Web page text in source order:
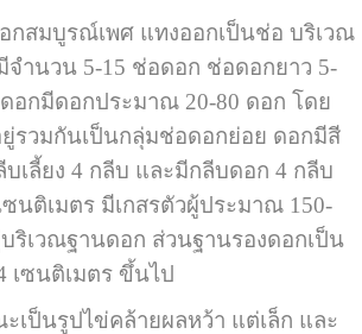
บูรณ์เพศ แทงออกเป็นช่อ บริเวณ
จำนวน 5-15 ช่อดอก ช่อดอกยาว 5-
อกมีดอกประมาณ 20-80 ดอก โดย
รวมกันเป็นกลุ่มช่อดอกย่อย ดอกมีสี
บเลี้ยง 4 กลีบ และมีกลีบดอก 4 กลีบ
ซนติเมตร มีเกสรตัวผู้ประมาณ 150-
ริเวณฐานดอก ส่วนฐานรองดอกเป็น
เซนติเมตร ขึ้นไป
รูปไข่คล้ายผลหว้า แต่เล็ก และ